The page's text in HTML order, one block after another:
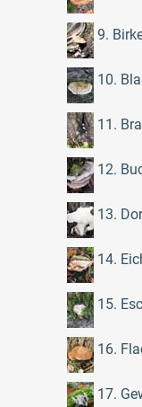
9.
10.
11.
12.
13.
14.
15.
16.
17.